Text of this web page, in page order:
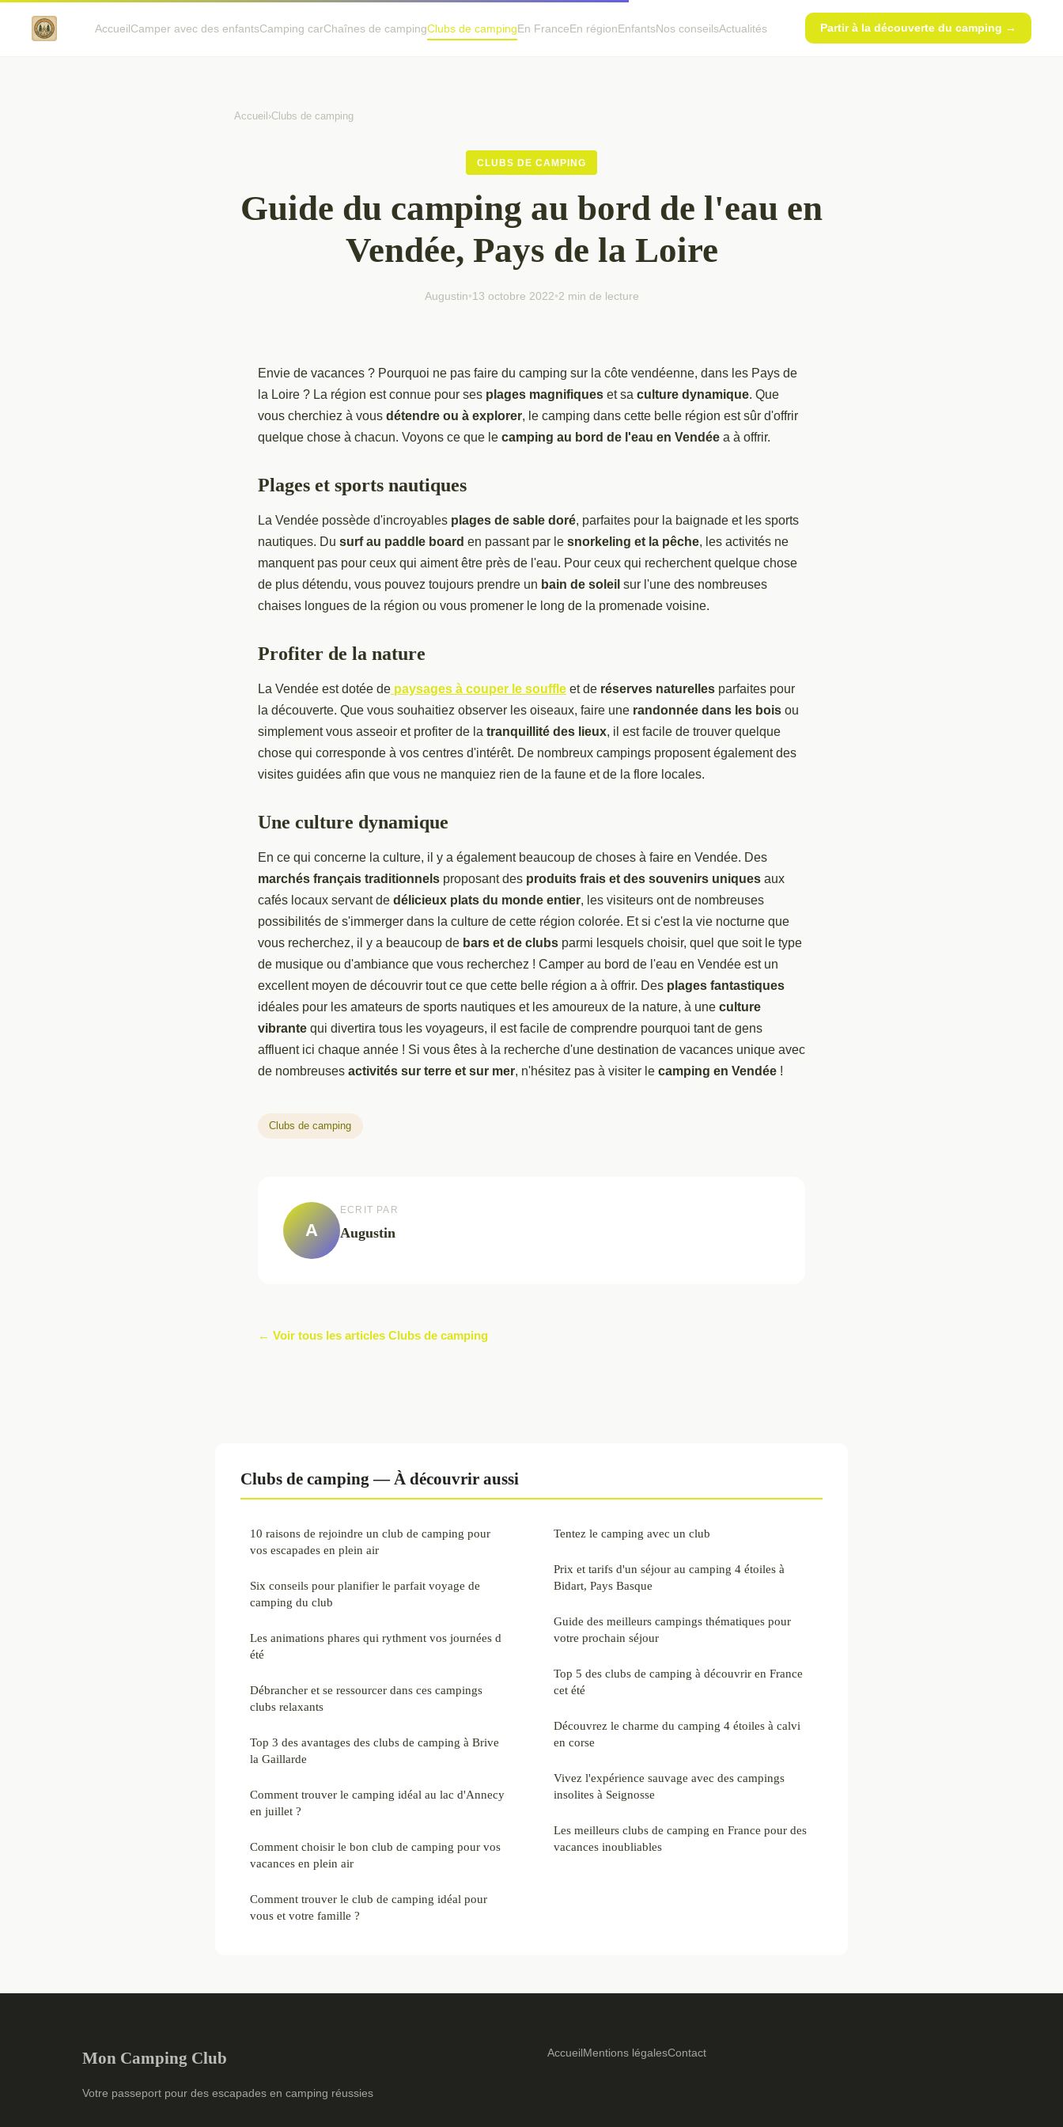
AccueilCamper avec des enfantsCamping carChaînes de campingClubs de campingEn FranceEn régionEnfantsNos conseilsActualités Partir à la découverte du camping →
Accueil ›Clubs de camping
CLUBS DE CAMPING
Guide du camping au bord de l'eau en
Vendée, Pays de la Loire
Augustin•13 octobre 2022•2 min de lecture
Envie de vacances ? Pourquoi ne pas faire du camping sur la côte vendéenne, dans les Pays de
la Loire ? La région est connue pour ses plages magnifiques et sa culture dynamique. Que
vous cherchiez à vous détendre ou à explorer, le camping dans cette belle région est sûr d'offrir
quelque chose à chacun. Voyons ce que le camping au bord de l'eau en Vendée a à offrir.
Plages et sports nautiques
La Vendée possède d'incroyables plages de sable doré, parfaites pour la baignade et les sports
nautiques. Du surf au paddle board en passant par le snorkeling et la pêche, les activités ne
manquent pas pour ceux qui aiment être près de l'eau. Pour ceux qui recherchent quelque chose
de plus détendu, vous pouvez toujours prendre un bain de soleil sur l'une des nombreuses
chaises longues de la région ou vous promener le long de la promenade voisine.
Profiter de la nature
La Vendée est dotée de paysages à couper le souffle et de réserves naturelles parfaites pour
la découverte. Que vous souhaitiez observer les oiseaux, faire une randonnée dans les bois ou
simplement vous asseoir et profiter de la tranquillité des lieux, il est facile de trouver quelque
chose qui corresponde à vos centres d'intérêt. De nombreux campings proposent également des
visites guidées afin que vous ne manquiez rien de la faune et de la flore locales.
Une culture dynamique
En ce qui concerne la culture, il y a également beaucoup de choses à faire en Vendée. Des
marchés français traditionnels proposant des produits frais et des souvenirs uniques aux
cafés locaux servant de délicieux plats du monde entier, les visiteurs ont de nombreuses
possibilités de s'immerger dans la culture de cette région colorée. Et si c'est la vie nocturne que
vous recherchez, il y a beaucoup de bars et de clubs parmi lesquels choisir, quel que soit le type
de musique ou d'ambiance que vous recherchez ! Camper au bord de l'eau en Vendée est un
excellent moyen de découvrir tout ce que cette belle région a à offrir. Des plages fantastiques
idéales pour les amateurs de sports nautiques et les amoureux de la nature, à une culture
vibrante qui divertira tous les voyageurs, il est facile de comprendre pourquoi tant de gens
affluent ici chaque année ! Si vous êtes à la recherche d'une destination de vacances unique avec
de nombreuses activités sur terre et sur mer, n'hésitez pas à visiter le camping en Vendée !
Clubs de camping
A
ECRIT PAR
Augustin
← Voir tous les articles Clubs de camping
Clubs de camping — À découvrir aussi
10 raisons de rejoindre un club de camping pour
vos escapades en plein air
Six conseils pour planifier le parfait voyage de
camping du club
Les animations phares qui rythment vos journées d
été
Débrancher et se ressourcer dans ces campings
clubs relaxants
Top 3 des avantages des clubs de camping à Brive
la Gaillarde
Comment trouver le camping idéal au lac d'Annecy
en juillet ?
Comment choisir le bon club de camping pour vos
vacances en plein air
Comment trouver le club de camping idéal pour
vous et votre famille ?
Tentez le camping avec un club
Prix et tarifs d'un séjour au camping 4 étoiles à
Bidart, Pays Basque
Guide des meilleurs campings thématiques pour
votre prochain séjour
Top 5 des clubs de camping à découvrir en France
cet été
Découvrez le charme du camping 4 étoiles à calvi
en corse
Vivez l'expérience sauvage avec des campings
insolites à Seignosse
Les meilleurs clubs de camping en France pour des
vacances inoubliables
Mon Camping Club
Votre passeport pour des escapades en camping réussies
AccueilMentions légalesContact